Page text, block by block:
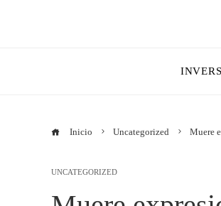
Inicio Uncategorized Muere
UNCATEGORIZED